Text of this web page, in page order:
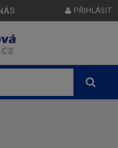
PŘIHLÁSIT